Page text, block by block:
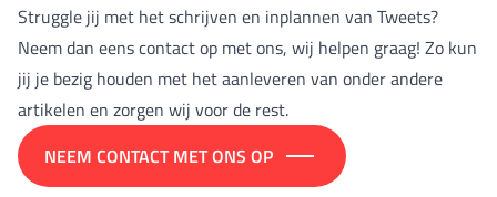
Struggle jij met het schrijven en inplannen van Tweets?
Neem dan eens contact op met ons, wij helpen graag! Zo kun
jij je bezig houden met het aanleveren van onder andere
artikelen en zorgen wij voor de rest.
NEEM CONTACT MET ONS OP